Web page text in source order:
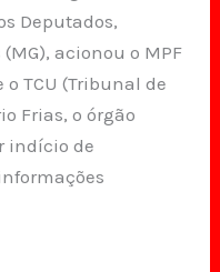
Deputados,
acionou o MPF
TCU (Tribunal de
Frias, o órgão
indício de